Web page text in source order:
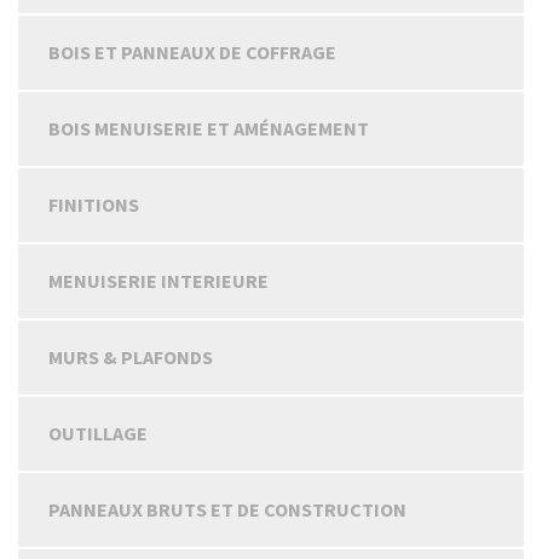
BOIS ET PANNEAUX DE COFFRAGE
BOIS MENUISERIE ET AMÉNAGEMENT
FINITIONS
MENUISERIE INTERIEURE
MURS & PLAFONDS
OUTILLAGE
PANNEAUX BRUTS ET DE CONSTRUCTION